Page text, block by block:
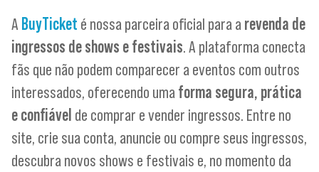
A BuyTicket é nossa parceira oficial para a revenda de
ingressos de shows e festivais. A plataforma conecta
fãs que não podem comparecer a eventos com outros
interessados, oferecendo uma forma segura, prática
e confiável de comprar e vender ingressos. Entre no
site, crie sua conta, anuncie ou compre seus ingressos,
descubra novos shows e festivais e, no momento da